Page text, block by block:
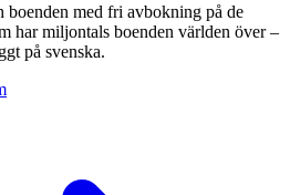
boenden med fri avbokning på de
har miljontals boenden världen över –
på svenska.